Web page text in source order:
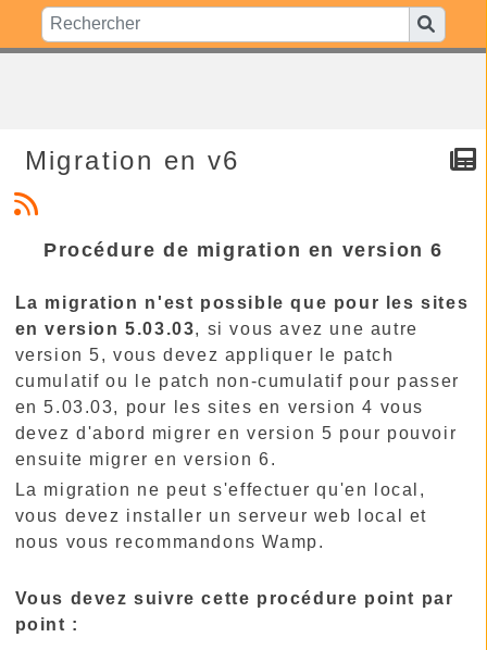
Migration en v6
Procédure de migration en version 6
La migration n'est possible que pour les sites
en version 5.03.03, si vous avez une autre
version 5, vous devez appliquer le patch
cumulatif ou le patch non-cumulatif pour passer
en 5.03.03, pour les sites en version 4 vous
devez d'abord migrer en version 5 pour pouvoir
ensuite migrer en version 6.
La migration ne peut s'effectuer qu'en local,
vous devez installer un serveur web local et
nous vous recommandons Wamp.
Vous devez suivre cette procédure point par
point :